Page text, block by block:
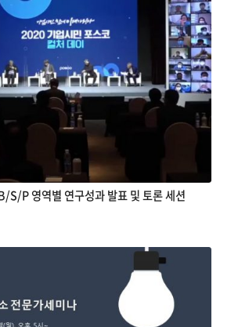
S/P 영역별 연구성과 발표 및 토론 세션